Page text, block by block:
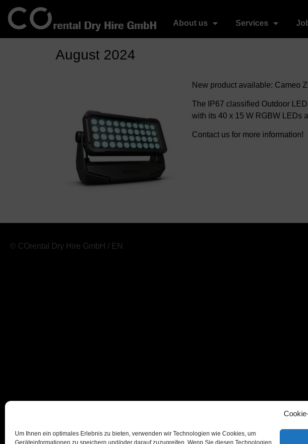
Um Ihnen ein optimales Erlebnis zu bieten, verwenden wir Technologien wie Cookies, um
Geräteinformationen zu speichern und/oder darauf zuzugreifen. Wenn Sie diesen Technologien
About us Services
August 2024
New product available: Cameo
The IP67 classified Outdoor
with its 40 x 15 W RGBW LEDs
Contact us for more information!
© COrental Dry Hire GmbH / EN